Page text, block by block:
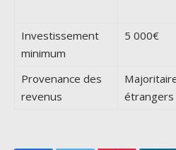
Investissement
minimum
5 000€
Provenance des
revenus
étrangers